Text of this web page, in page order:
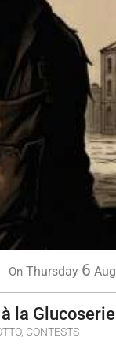
On Thursday 6 Aug
la Glucoserie
CONTESTS